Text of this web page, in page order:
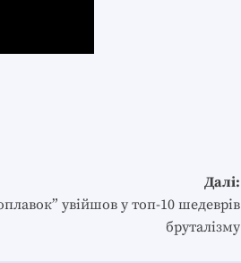
Далі:
увійшов у топ-10 шедеврів
бруталізму